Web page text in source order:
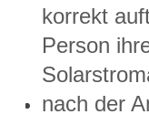
korrekt
Person
nach der